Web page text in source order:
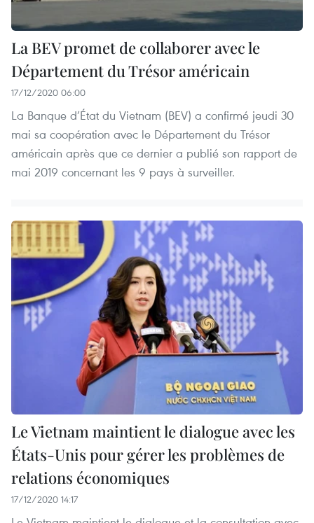
La BEV promet de collaborer avec le
Département du Trésor américain
17/12/2020 06:00
La Banque d’État du Vietnam (BEV) a confirmé jeudi 30
mai sa coopération avec le Département du Trésor
américain après que ce dernier a publié son rapport de
mai 2019 concernant les 9 pays à surveiller.
Le Vietnam maintient le dialogue avec les
États-Unis pour gérer les problèmes de
relations économiques
17/12/2020 14:17